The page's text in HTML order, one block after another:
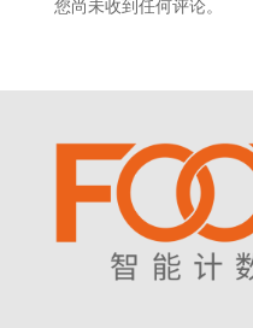
您尚未收到任何评论。